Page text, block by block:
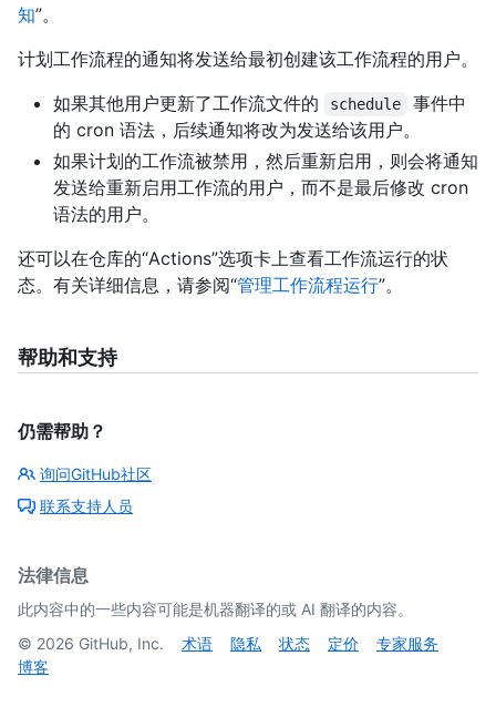
知”。
计划工作流程的通知将发送给最初创建该工作流程的用户。
如果其他用户更新了工作流文件的
schedule
事件中
的 cron 语法，后续通知将改为发送给该用户。
如果计划的工作流被禁用，然后重新启用，则会将通知
发送给重新启用工作流的用户，而不是最后修改 cron
语法的用户。
还可以在仓库的“Actions”选项卡上查看工作流运行的状
态。有关详细信息，请参阅“管理工作流程运行”。
帮助和支持
仍需帮助？
询问GitHub社区
联系支持人员
法律信息
此内容中的一些内容可能是机器翻译的或 AI 翻译的内容。
© 2026 GitHub, Inc. 术语 隐私 状态 定价
专家服务
博客